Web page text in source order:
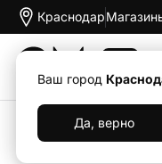
Краснодар
Ваш город
Да, верно
Каталог